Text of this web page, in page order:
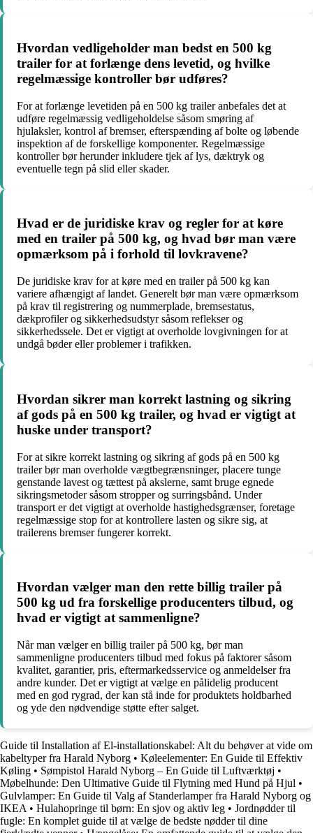
Hvordan vedligeholder man bedst en 500 kg
trailer for at forlænge dens levetid, og hvilke
regelmæssige kontroller bør udføres?
For at forlænge levetiden på en 500 kg trailer anbefales det at
udføre regelmæssig vedligeholdelse såsom smøring af
hjulaksler, kontrol af bremser, efterspænding af bolte og løbende
inspektion af de forskellige komponenter. Regelmæssige
kontroller bør herunder inkludere tjek af lys, dæktryk og
eventuelle tegn på slid eller skader.
Hvad er de juridiske krav og regler for at køre
med en trailer på 500 kg, og hvad bør man være
opmærksom på i forhold til lovkravene?
De juridiske krav for at køre med en trailer på 500 kg kan
variere afhængigt af landet. Generelt bør man være opmærksom
på krav til registrering og nummerplade, bremsestatus,
dækprofiler og sikkerhedsudstyr såsom reflekser og
sikkerhedssele. Det er vigtigt at overholde lovgivningen for at
undgå bøder eller problemer i trafikken.
Hvordan sikrer man korrekt lastning og sikring
af gods på en 500 kg trailer, og hvad er vigtigt at
huske under transport?
For at sikre korrekt lastning og sikring af gods på en 500 kg
trailer bør man overholde vægtbegrænsninger, placere tunge
genstande lavest og tættest på akslerne, samt bruge egnede
sikringsmetoder såsom stropper og surringsbånd. Under
transport er det vigtigt at overholde hastighedsgrænser, foretage
regelmæssige stop for at kontrollere lasten og sikre sig, at
trailerens bremser fungerer korrekt.
Hvordan vælger man den rette billig trailer på
500 kg ud fra forskellige producenters tilbud, og
hvad er vigtigt at sammenligne?
Når man vælger en billig trailer på 500 kg, bør man
sammenligne producenters tilbud med fokus på faktorer såsom
kvalitet, garantier, pris, eftermarkedsservice og anmeldelser fra
andre kunder. Det er vigtigt at vælge en pålidelig producent
med en god rygrad, der kan stå inde for produktets holdbarhed
og yde den nødvendige støtte efter salget.
Guide til Installation af El-installationskabel: Alt du behøver at vide om
kabeltyper fra Harald Nyborg • Køleelementer: En Guide til Effektiv
Køling • Sømpistol Harald Nyborg – En Guide til Luftværktøj •
Møbelhunde: Den Ultimative Guide til Flytning med Hund på Hjul •
Gulvlamper: En Guide til Valg af Standerlamper fra Harald Nyborg og
IKEA • Hulahopringe til børn: En sjov og aktiv leg • Jordnødder til
fugle: En komplet guide til at vælge de bedste nødder til dine